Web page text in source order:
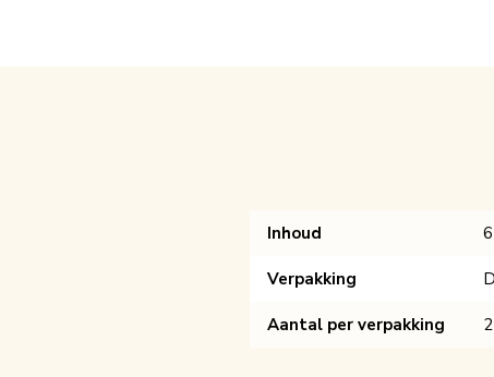
Inhoud
Verpakking
Aantal per verpakking